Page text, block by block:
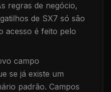
regras de negócio,
de SX7 só são
acesso é feito pelo
campo
se já existe um
padrão. Campos